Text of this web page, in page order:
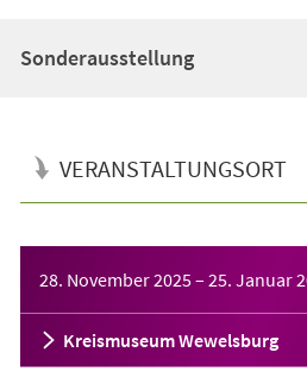
Sonderausstellung
VERANSTALTUNGSORT
28. November 2025– 25. Januar
Kreismuseum Wewelsburg